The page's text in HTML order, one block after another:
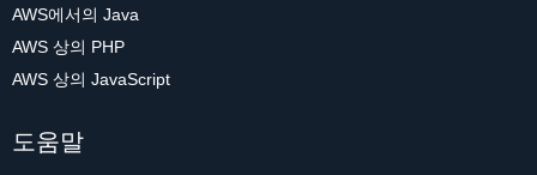
AWS에서의 Java
AWS 상의 PHP
AWS 상의 JavaScript
도움말